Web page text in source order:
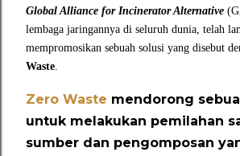
Global Alliance for Incinerator Alternative
lembaga jaringannya di seluruh dunia, telah
mempromosikan sebuah solusi yang disebut
Waste.
Zero Waste mendorong
untuk melakukan pemilahan
sumber dan pengomposan